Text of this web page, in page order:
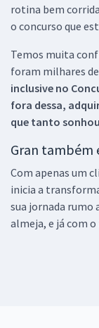
rotina bem
o concurso que
Temos muita
foram milhares
inclusive no
fora dessa,
que tanto
Gran também
Com apenas um
inicia a
sua jornada rumo
almeja, e já com